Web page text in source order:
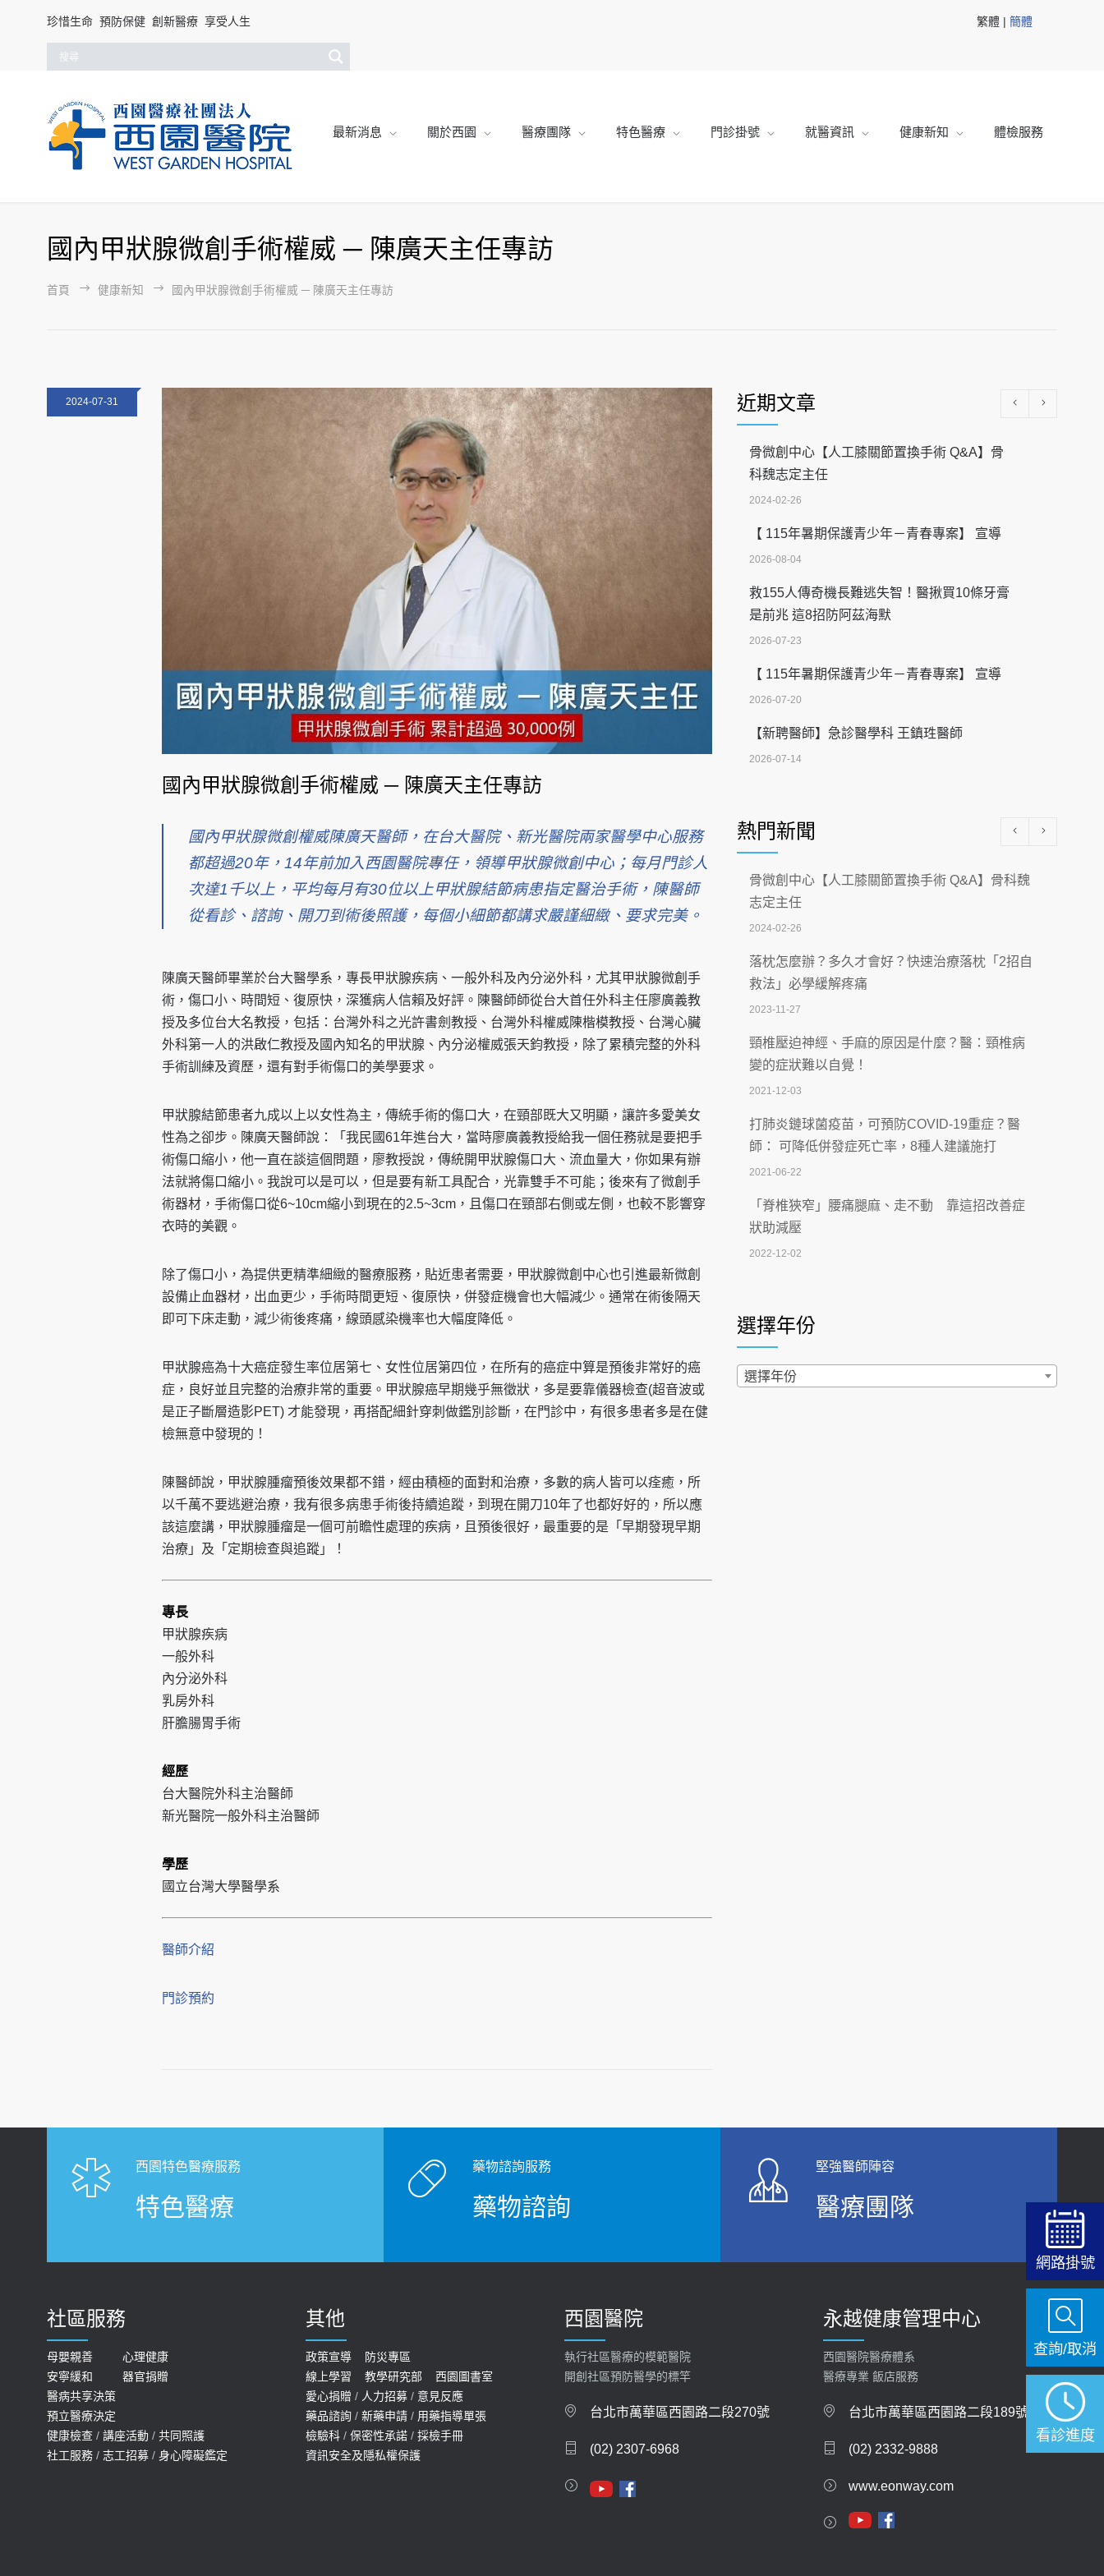
珍惜生命 預防保健 創新醫療 享受人生 繁體 | 簡體
最新消息 關於西園 醫療團隊 特色醫療 門診掛號 就醫資訊 健康新知 體檢服務
國內甲狀腺微創手術權威 ─ 陳廣天主任專訪
首頁 健康新知 國內甲狀腺微創手術權威 ─ 陳廣天主任專訪
2024-07-31
國內甲狀腺微創手術權威 ─ 陳廣天主任專訪
國內甲狀腺微創權威陳廣天醫師，在台大醫院、新光醫院兩家醫學中心服務
都超過20年，14年前加入西園醫院專任，領導甲狀腺微創中心；每月門診人
次達1千以上，平均每月有30位以上甲狀腺結節病患指定醫治手術，陳醫師
從看診、諮詢、開刀到術後照護，每個小細節都講求嚴謹細緻、要求完美。
陳廣天醫師畢業於台大醫學系，專長甲狀腺疾病、一般外科及內分泌外科，尤其甲狀腺微創手
術，傷口小、時間短、復原快，深獲病人信賴及好評。陳醫師師從台大首任外科主任廖廣義教
授及多位台大名教授，包括：台灣外科之光許書劍教授、台灣外科權威陳楷模教授、台灣心臟
外科第一人的洪啟仁教授及國內知名的甲狀腺、內分泌權威張天鈞教授，除了累積完整的外科
手術訓練及資歷，還有對手術傷口的美學要求。
甲狀腺結節患者九成以上以女性為主，傳統手術的傷口大，在頸部既大又明顯，讓許多愛美女
性為之卻步。陳廣天醫師說：「我民國61年進台大，當時廖廣義教授給我一個任務就是要把手
術傷口縮小，他一直在談這個問題，廖教授說，傳統開甲狀腺傷口大、流血量大，你如果有辦
法就將傷口縮小。我說可以是可以，但是要有新工具配合，光靠雙手不可能；後來有了微創手
術器材，手術傷口從6~10cm縮小到現在的2.5~3cm，且傷口在頸部右側或左側，也較不影響穿
衣時的美觀。
除了傷口小，為提供更精準細緻的醫療服務，貼近患者需要，甲狀腺微創中心也引進最新微創
設備止血器材，出血更少，手術時間更短、復原快，併發症機會也大幅減少。通常在術後隔天
即可下床走動，減少術後疼痛，線頭感染機率也大幅度降低。
甲狀腺癌為十大癌症發生率位居第七、女性位居第四位，在所有的癌症中算是預後非常好的癌
症，良好並且完整的治療非常的重要。甲狀腺癌早期幾乎無徵狀，多是要靠儀器檢查(超音波或
是正子斷層造影PET) 才能發現，再搭配細針穿刺做鑑別診斷，在門診中，有很多患者多是在健
檢無意中發現的！
陳醫師說，甲狀腺腫瘤預後效果都不錯，經由積極的面對和治療，多數的病人皆可以痊癒，所
以千萬不要逃避治療，我有很多病患手術後持續追蹤，到現在開刀10年了也都好好的，所以應
該這麼講，甲狀腺腫瘤是一個可前瞻性處理的疾病，且預後很好，最重要的是「早期發現早期
治療」及「定期檢查與追蹤」！
專長
甲狀腺疾病
一般外科
內分泌外科
乳房外科
肝膽腸胃手術
經歷
台大醫院外科主治醫師
新光醫院一般外科主治醫師
學歷
國立台灣大學醫學系
醫師介紹
門診預約
近期文章
骨微創中心【人工膝關節置換手術 Q&A】骨
科魏志定主任
2024-02-26
【 115年暑期保護青少年－青春專案】 宣導
2026-08-04
救155人傳奇機長難逃失智！醫揪買10條牙膏
是前兆 這8招防阿茲海默
2026-07-23
【 115年暑期保護青少年－青春專案】 宣導
2026-07-20
【新聘醫師】急診醫學科 王鎮珄醫師
2026-07-14
2026-07-08
沒菸酒也瀕臨洗腎？65歲男靠「這習慣」逆
轉腎功能 醫揭3招救命
2026-07-08
體溫飆破41度！醫連收兩例中暑病例：致死
率達8成
2026-07-07
深耕萬華55年 西園醫院回顧發展歷程與智慧
醫療布局
2026-07-06
【115年臺北市「防癌保衛戰：健康好禮一手
刮」】 宣導
2026-07-02
【無菸城市】 宣導
2026-07-02
4連霸議員黃秋澤癌逝！食道癌為何奪命快？
西園醫院55周年 7／10捐血公益活動 邀民眾
熱血響應
2026-06-30
熱門新聞
骨微創中心【人工膝關節置換手術 Q&A】骨科魏
志定主任
2024-02-26
落枕怎麼辦？多久才會好？快速治療落枕「2招自
救法」必學緩解疼痛
2023-11-27
頸椎壓迫神經、手麻的原因是什麼？醫：頸椎病
變的症狀難以自覺！
2021-12-03
打肺炎鏈球菌疫苗，可預防COVID-19重症？醫
師： 可降低併發症死亡率，8種人建議施打
2021-06-22
「脊椎狹窄」腰痛腿麻、走不動 靠這招改善症
狀助減壓
2022-12-02
2022-02-17
過量維生素D和鈣恐罹癌? 醫師釋疑：搞懂4原則
不怕補錯
2025-09-30
【預立醫療照護諮商】門診服務
大吃大喝、肥胖害到膽囊！膽結石、膽息肉如何
2023-09-27
選擇年份
選擇年份
西園特色醫療服務
特色醫療
藥物諮詢服務
藥物諮詢
堅強醫師陣容
醫療團隊
社區服務
母嬰親善
心理健康
安寧緩和
器官捐贈
醫病共享決策
預立醫療決定
健康檢查 / 講座活動 / 共同照護
社工服務 / 志工招募 / 身心障礙鑑定
其他
政策宣導
防災專區
線上學習
教學研究部
西園圖書室
愛心捐贈 / 人力招募 / 意見反應
藥品諮詢 / 新藥申請 / 用藥指導單張
檢驗科 / 保密性承諾 / 採檢手冊
資訊安全及隱私權保護
西園醫院
執行社區醫療的模範醫院
開創社區預防醫學的標竿
台北市萬華區西園路二段270號
(02) 2307-6968
永越健康管理中心
西園醫院醫療體系
醫療專業 飯店服務
台北市萬華區西園路二段189號
(02) 2332-9888
www.eonway.com
網路掛號
看診進度
查詢/取消